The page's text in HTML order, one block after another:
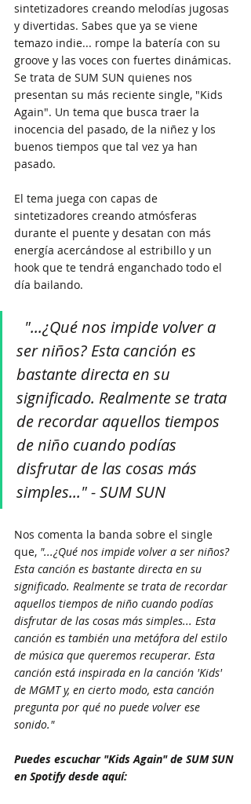
sintetizadores creando melodías jugosas
y divertidas. Sabes que ya se viene
temazo indie... rompe la batería con su
groove y las voces con fuertes dinámicas.
Se trata de SUM SUN quienes nos
presentan su más reciente single, "Kids
Again". Un tema que busca traer la
inocencia del pasado, de la niñez y los
buenos tiempos que tal vez ya han
pasado.
El tema juega con capas de
sintetizadores creando atmósferas
durante el puente y desatan con más
energía acercándose al estribillo y un
hook que te tendrá enganchado todo el
día bailando.
"...¿Qué nos impide volver a
ser niños? Esta canción es
bastante directa en su
significado. Realmente se trata
de recordar aquellos tiempos
de niño cuando podías
disfrutar de las cosas más
simples..." - SUM SUN
Nos comenta la banda sobre el single
que, "...¿Qué nos impide volver a ser niños?
Esta canción es bastante directa en su
significado. Realmente se trata de recordar
aquellos tiempos de niño cuando podías
disfrutar de las cosas más simples... Esta
canción es también una metáfora del estilo
de música que queremos recuperar. Esta
canción está inspirada en la canción 'Kids'
de MGMT y, en cierto modo, esta canción
pregunta por qué no puede volver ese
sonido."
Puedes escuchar "Kids Again" de SUM SUN
en Spotify desde aquí: